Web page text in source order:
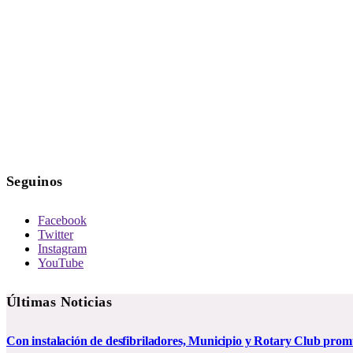
Seguinos
Facebook
Twitter
Instagram
YouTube
Últimas Noticias
Con instalación de desfibriladores, Municipio y Rotary Club